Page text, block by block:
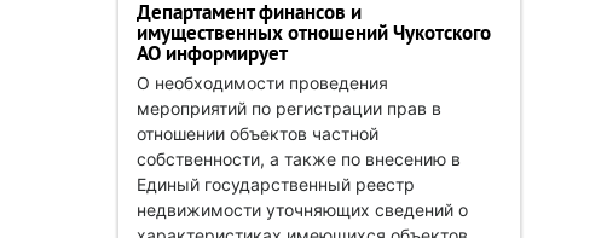
Департамент финансов и
имущественных отношений Чукотского
АО информирует
О необходимости проведения
мероприятий по регистрации прав в
отношении объектов частной
собственности, а также по внесению в
Единый государственный реестр
недвижимости уточняющих сведений о